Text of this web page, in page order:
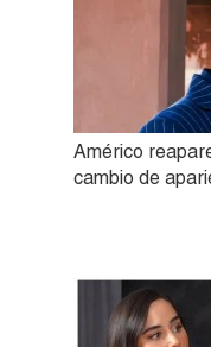
Américo
cambio de